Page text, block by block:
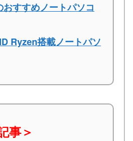
すすめノートパソコ
Ryzen搭載ノートパソ
事＞